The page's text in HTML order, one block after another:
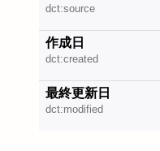
dct:source
作成日
dct:created
最終更新日
dct:modified